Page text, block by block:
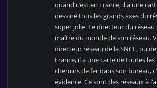
quand c’est en France, il a une
dessiné tous les grands axes du
super jolie. Le directeur du
maître du monde de son réseau.
directeur réseau de la SNCF, ou
France, il a une carte de toutes les
chemins de fer dans son bureau,
évidence. Ce sont des réseaux à